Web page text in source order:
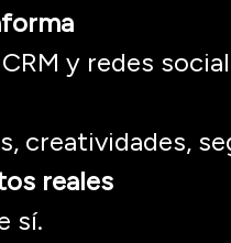
CRM y redes
, creatividades,
reales
sí.